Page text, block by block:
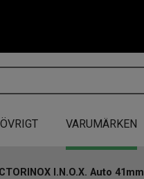
ÖVRIGT VARUMÄRKEN
I.N.O.X. Auto 41mm